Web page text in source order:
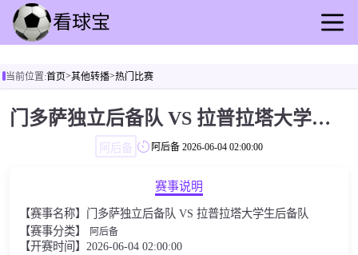
足球直播
篮球直播
足球回放
其他转播
当前位置:首页>其他转播>热门比赛
门多萨独立后备队 VS 拉普拉塔大学生后备队
阿后备 阿后备 2026-06-04 02:00:00
赛事说明
【赛事名称】门多萨独立后备队 VS 拉普拉塔大学生后备队
【赛事分类】
阿后备
【开赛时间】2026-06-04 02:00:00